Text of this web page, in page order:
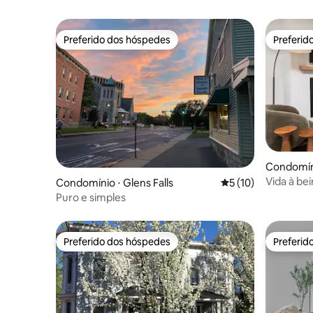
Preferido dos hóspedes
Preferido dos hóspedes
Condomínio ⋅ Glens Falls 5 de uma
5 (10)
Puro e simples
Vida à
Preferido dos hóspedes
Preferido dos hóspedes